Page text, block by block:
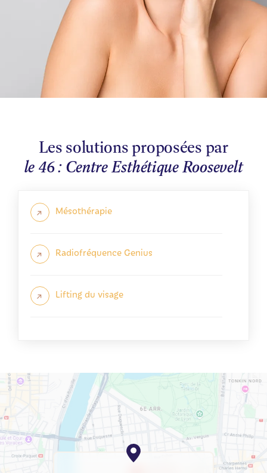
Les solutions proposées par
le 46 : Centre Esthétique Roosevelt
Mésothérapie
Radiofréquence Genius
Lifting du visage